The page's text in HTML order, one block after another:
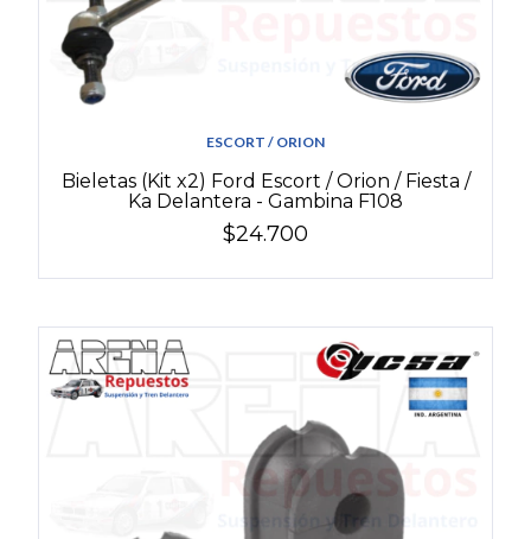
ESCORT / ORION
Bieletas (Kit x2) Ford Escort / Orion / Fiesta /
Ka Delantera - Gambina F108
$24.700